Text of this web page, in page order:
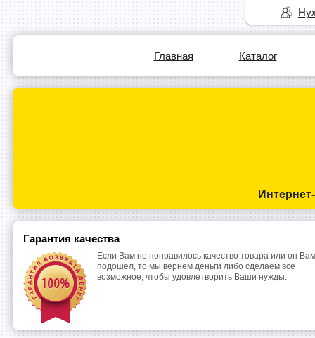
Главная Каталог
Гарантия качества
Если Вам не понравилось качество товара или он
подошел, то мы вернем деньги либо сделаем все
возможное, чтобы удовлетворить Ваши нужды.